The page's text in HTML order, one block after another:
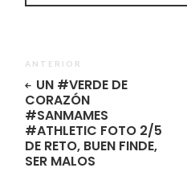
ANTERIOR
UN #VERDE DE
CORAZÓN
#SANMAMES
#ATHLETIC FOTO 2/5
DE RETO, BUEN FINDE,
SER MALOS